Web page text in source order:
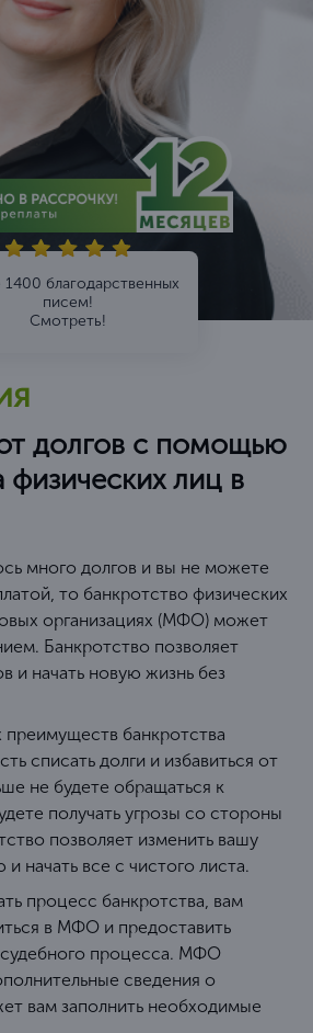
1400 благодарственных
писем!
Смотреть!
долгов с помощью
физических лиц в
много долгов и вы не можете
то банкротство физических
организациях (МФО) может
Банкротство позволяет
и начать новую жизнь без
банкротства
списать долги и избавиться от
не будете обращаться к
получать угрозы со стороны
позволяет изменить вашу
начать все с чистого листа.
процесс банкротства, вам
в МФО и предоставить
судебного процесса. МФО
сведения о
вам заполнить необходимые